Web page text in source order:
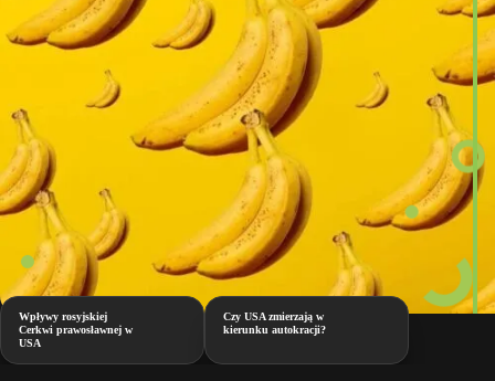
Wpływy rosyjskiej
Cerkwi prawosławnej w
USA
Czy USA zmierzają w
kierunku autokracji?